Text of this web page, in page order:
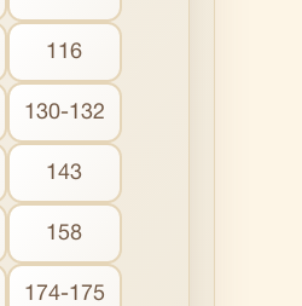
116
130-132
143
158
174-175